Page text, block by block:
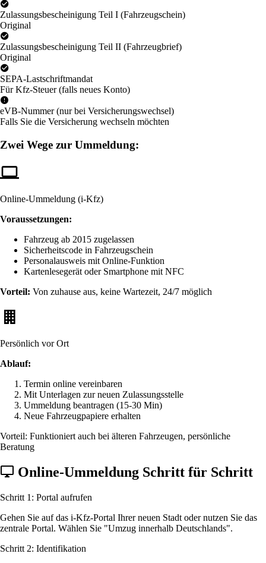
Zulassungsbescheinigung Teil I (Fahrzeugschein)
Original
Zulassungsbescheinigung Teil II (Fahrzeugbrief)
Original
SEPA-Lastschriftmandat
Für Kfz-Steuer (falls neues Konto)
eVB-Nummer (nur bei Versicherungswechsel)
Falls Sie die Versicherung wechseln möchten
Zwei Wege zur Ummeldung:
Online-Ummeldung (i-Kfz)
Voraussetzungen:
Fahrzeug ab 2015 zugelassen
Sicherheitscode in Fahrzeugschein
Personalausweis mit Online-Funktion
Kartenlesegerät oder Smartphone mit NFC
Vorteil: Von zuhause aus, keine Wartezeit, 24/7 möglich
Persönlich vor Ort
Ablauf:
Termin online vereinbaren
Mit Unterlagen zur neuen Zulassungsstelle
Ummeldung beantragen (15-30 Min)
Neue Fahrzeugpapiere erhalten
Vorteil: Funktioniert auch bei älteren Fahrzeugen, persönliche
Beratung
Online-Ummeldung Schritt für Schritt
Schritt 1: Portal aufrufen
Gehen Sie auf das i-Kfz-Portal Ihrer neuen Stadt oder nutzen Sie das
zentrale Portal. Wählen Sie "Umzug innerhalb Deutschlands".
Schritt 2: Identifikation